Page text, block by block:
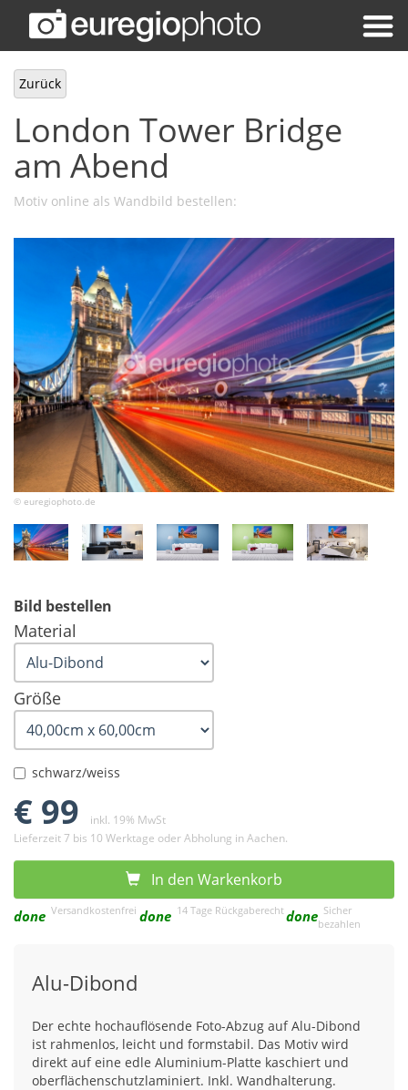
Zurück
London Tower Bridge
am Abend
Motiv online als Wandbild bestellen:
© euregiophoto.de
Bild bestellen
Material
Größe
schwarz/weiss
€ 99
inkl. 19% MwSt
Lieferzeit 7 bis 10 Werktage oder Abholung in Aachen.
In den Warkenkorb
done Versandkostenfrei done 14 Tage Rückgaberechtdone Sicher
bezahlen
Alu-Dibond
Der echte hochauflösende Foto-Abzug auf Alu-Dibond
ist rahmenlos, leicht und formstabil. Das Motiv wird
direkt auf eine edle Aluminium-Platte kaschiert und
oberflächenschutzlaminiert. Inkl. Wandhalterung.